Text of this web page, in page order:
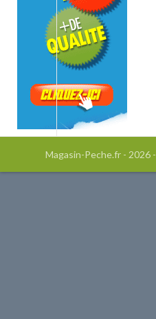
Magasin-Peche.fr - 2026 -